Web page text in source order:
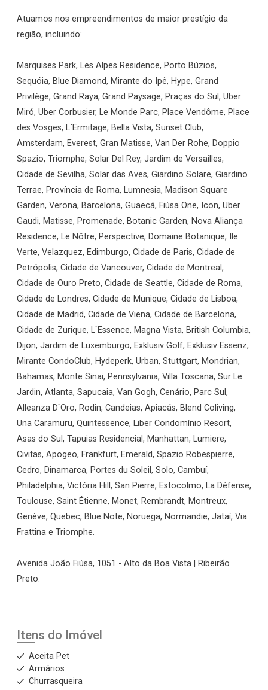
Atuamos nos empreendimentos de maior prestígio da
região, incluindo:
Marquises Park, Les Alpes Residence, Porto Búzios,
Sequóia, Blue Diamond, Mirante do Ipê, Hype, Grand
Privilège, Grand Raya, Grand Paysage, Praças do Sul, Uber
Miró, Uber Corbusier, Le Monde Parc, Place Vendôme, Place
des Vosges, L`Ermitage, Bella Vista, Sunset Club,
Amsterdam, Everest, Gran Matisse, Van Der Rohe, Doppio
Spazio, Triomphe, Solar Del Rey, Jardim de Versailles,
Cidade de Sevilha, Solar das Aves, Giardino Solare, Giardino
Terrae, Província de Roma, Lumnesia, Madison Square
Garden, Verona, Barcelona, Guaecá, Fiúsa One, Icon, Uber
Gaudi, Matisse, Promenade, Botanic Garden, Nova Aliança
Residence, Le Nôtre, Perspective, Domaine Botanique, Ile
Verte, Velazquez, Edimburgo, Cidade de Paris, Cidade de
Petrópolis, Cidade de Vancouver, Cidade de Montreal,
Cidade de Ouro Preto, Cidade de Seattle, Cidade de Roma,
Cidade de Londres, Cidade de Munique, Cidade de Lisboa,
Cidade de Madrid, Cidade de Viena, Cidade de Barcelona,
Cidade de Zurique, L`Essence, Magna Vista, British Columbia,
Dijon, Jardim de Luxemburgo, Exklusiv Golf, Exklusiv Essenz,
Mirante CondoClub, Hydeperk, Urban, Stuttgart, Mondrian,
Bahamas, Monte Sinai, Pennsylvania, Villa Toscana, Sur Le
Jardin, Atlanta, Sapucaia, Van Gogh, Cenário, Parc Sul,
Alleanza D`Oro, Rodin, Candeias, Apiacás, Blend Coliving,
Una Caramuru, Quintessence, Liber Condomínio Resort,
Asas do Sul, Tapuias Residencial, Manhattan, Lumiere,
Civitas, Apogeo, Frankfurt, Emerald, Spazio Robespierre,
Cedro, Dinamarca, Portes du Soleil, Solo, Cambuí,
Philadelphia, Victória Hill, San Pierre, Estocolmo, La Défense,
Toulouse, Saint Étienne, Monet, Rembrandt, Montreux,
Genève, Quebec, Blue Note, Noruega, Normandie, Jataí, Via
Frattina e Triomphe.
Avenida João Fiúsa, 1051 - Alto da Boa Vista | Ribeirão
Preto.
Itens do Imóvel
Aceita Pet
Armários
Churrasqueira